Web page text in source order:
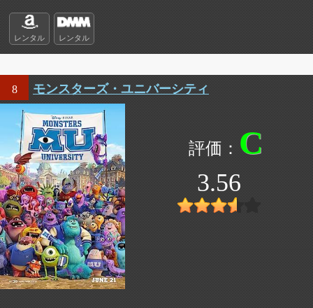
レンタル レンタル
8 モンスターズ・ユニバーシティ
C
3.56